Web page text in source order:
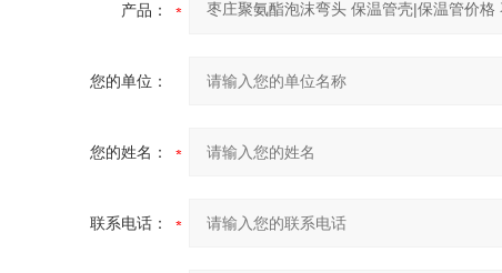
产品：
您的单位：
您的姓名：
联系电话：